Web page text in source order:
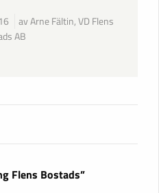
av Arne Fältin, VD Flens
AB
Flens Bostads”